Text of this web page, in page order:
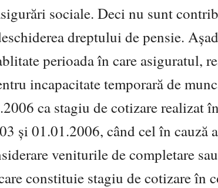
sociale. Deci nu sunt
dreptului de pensie.
perioada în care asiguratul,
incapacitate temporară de
ca stagiu de cotizare realizat
și 01.01.2006, când cel în cauză
veniturile de completare
constituie stagiu de cotizare în